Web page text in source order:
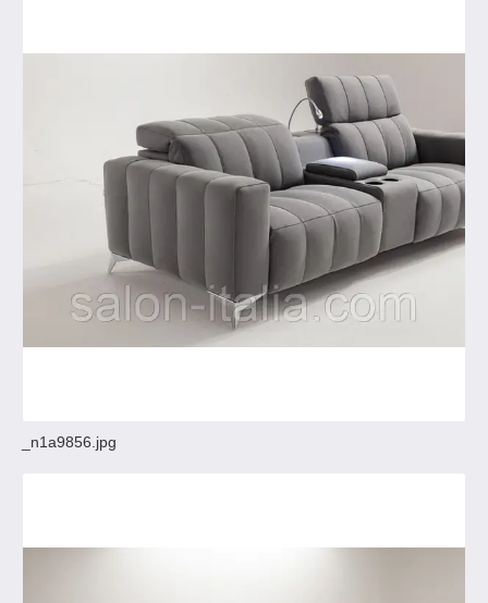
_n1a9856.jpg